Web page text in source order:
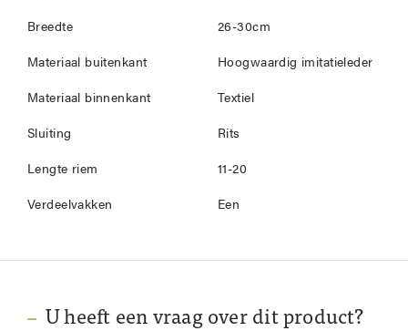
Breedte 26-30cm
Materiaal buitenkant Hoogwaardig imitatieleder
Materiaal binnenkant Textiel
Sluiting Rits
Lengte riem 11-20
Verdeelvakken Een
U heeft een vraag over dit product?